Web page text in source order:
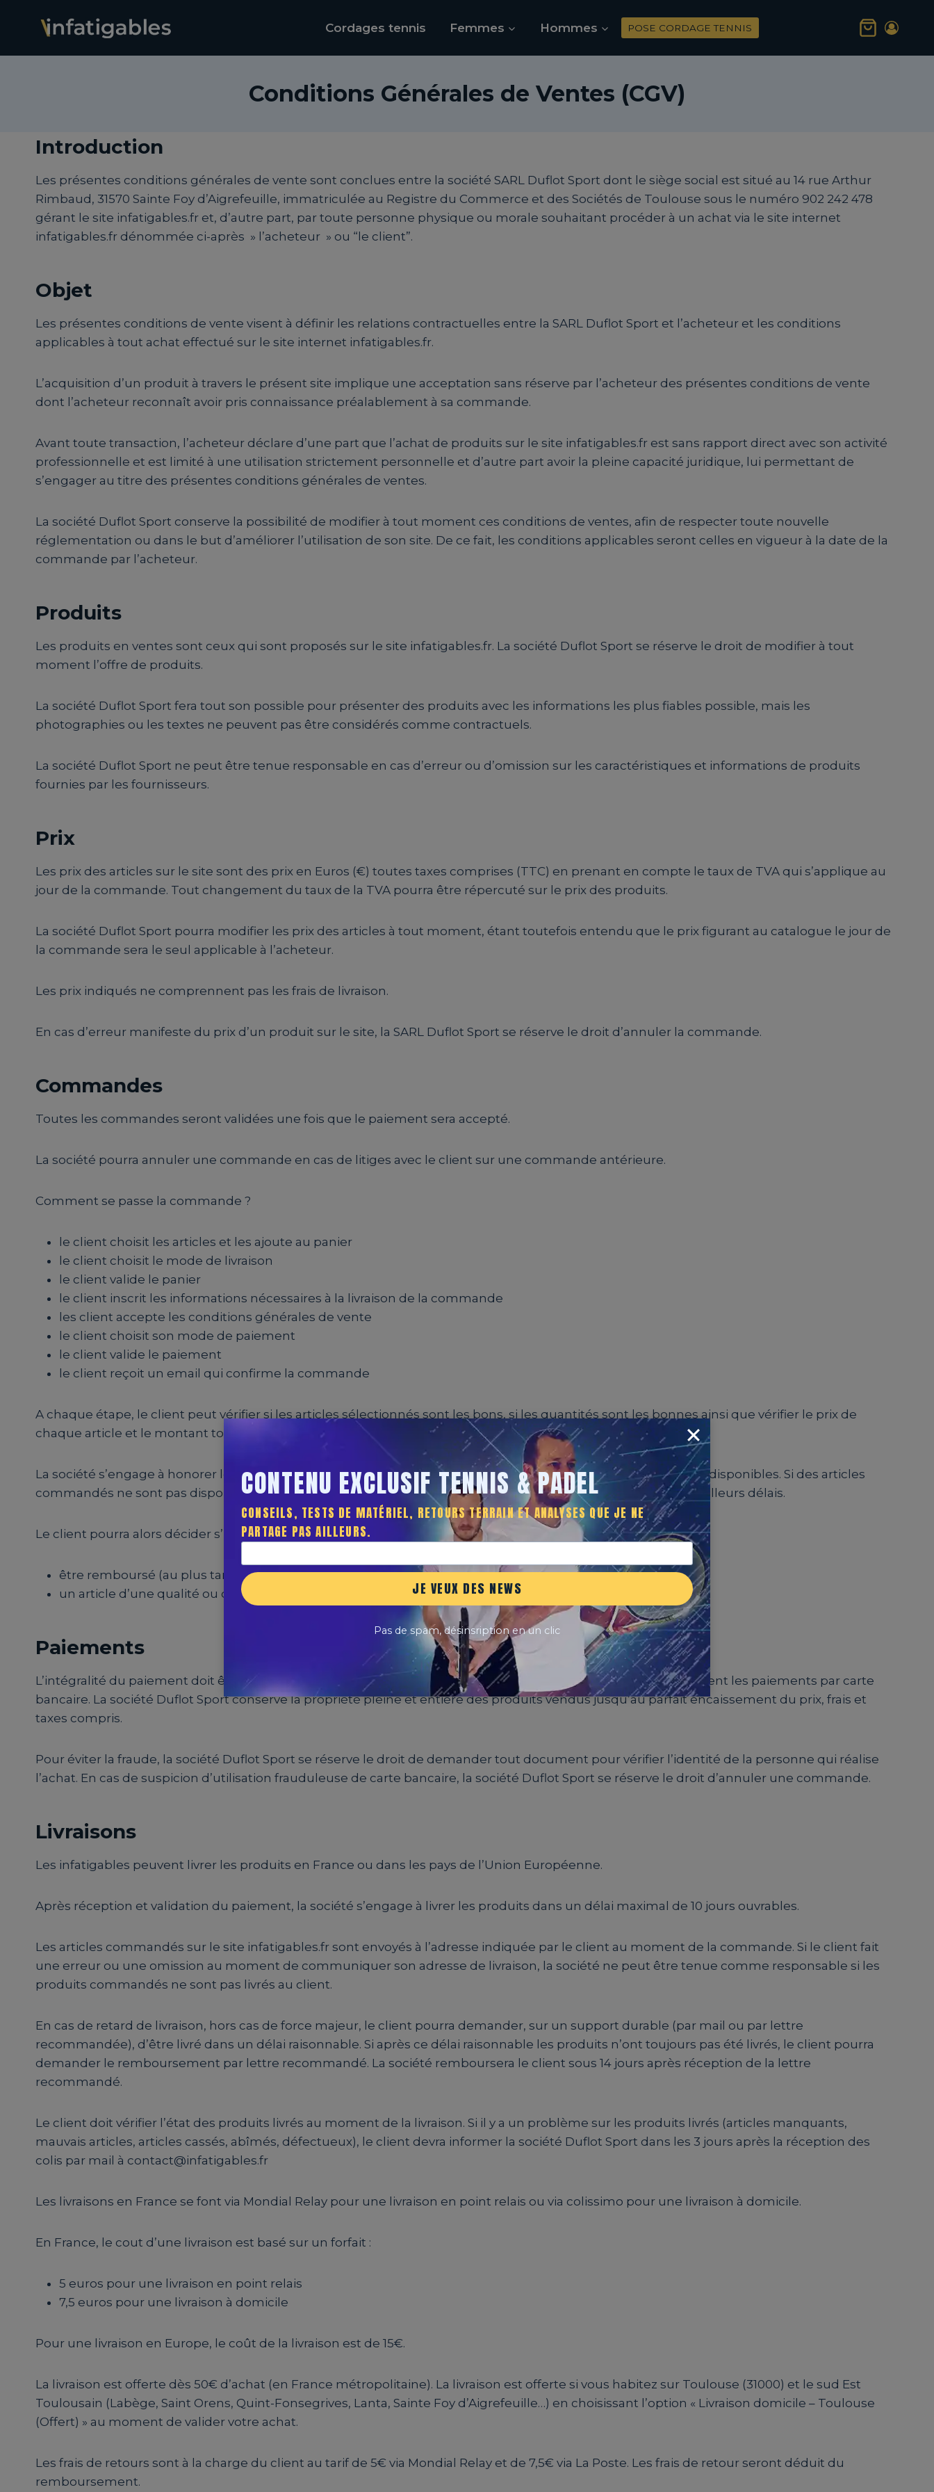
Cordages tennis Femmes Hommes POSE CORDAGE TENNIS
Conditions Générales de Ventes (CGV)
Introduction
Les présentes conditions générales de vente sont conclues entre la société SARL Duflot Sport dont le siège social est situé au 14 rue Arthur
Rimbaud, 31570 Sainte Foy d’Aigrefeuille, immatriculée au Registre du Commerce et des Sociétés de Toulouse sous le numéro 902 242 478
gérant le site infatigables.fr et, d’autre part, par toute personne physique ou morale souhaitant procéder à un achat via le site internet
infatigables.fr dénommée ci-après » l’acheteur » ou “le client”.
Objet
Les présentes conditions de vente visent à définir les relations contractuelles entre la SARL Duflot Sport et l’acheteur et les conditions
applicables à tout achat effectué sur le site internet infatigables.fr.
L’acquisition d’un produit à travers le présent site implique une acceptation sans réserve par l’acheteur des présentes conditions de vente
dont l’acheteur reconnaît avoir pris connaissance préalablement à sa commande.
Avant toute transaction, l’acheteur déclare d’une part que l’achat de produits sur le site infatigables.fr est sans rapport direct avec son activité
professionnelle et est limité à une utilisation strictement personnelle et d’autre part avoir la pleine capacité juridique, lui permettant de
s’engager au titre des présentes conditions générales de ventes.
La société Duflot Sport conserve la possibilité de modifier à tout moment ces conditions de ventes, afin de respecter toute nouvelle
réglementation ou dans le but d’améliorer l’utilisation de son site. De ce fait, les conditions applicables seront celles en vigueur à la date de la
commande par l’acheteur.
Produits
Les produits en ventes sont ceux qui sont proposés sur le site infatigables.fr. La société Duflot Sport se réserve le droit de modifier à tout
moment l’offre de produits.
La société Duflot Sport fera tout son possible pour présenter des produits avec les informations les plus fiables possible, mais les
photographies ou les textes ne peuvent pas être considérés comme contractuels.
La société Duflot Sport ne peut être tenue responsable en cas d’erreur ou d’omission sur les caractéristiques et informations de produits
fournies par les fournisseurs.
Prix
Les prix des articles sur le site sont des prix en Euros (€) toutes taxes comprises (TTC) en prenant en compte le taux de TVA qui s’applique au
jour de la commande. Tout changement du taux de la TVA pourra être répercuté sur le prix des produits.
La société Duflot Sport pourra modifier les prix des articles à tout moment, étant toutefois entendu que le prix figurant au catalogue le jour de
la commande sera le seul applicable à l’acheteur.
Les prix indiqués ne comprennent pas les frais de livraison.
En cas d’erreur manifeste du prix d’un produit sur le site, la SARL Duflot Sport se réserve le droit d’annuler la commande.
Commandes
Toutes les commandes seront validées une fois que le paiement sera accepté.
La société pourra annuler une commande en cas de litiges avec le client sur une commande antérieure.
Comment se passe la commande ?
le client choisit les articles et les ajoute au panier
le client choisit le mode de livraison
le client valide le panier
le client inscrit les informations nécessaires à la livraison de la commande
les client accepte les conditions générales de vente
le client choisit son mode de paiement
le client valide le paiement
le client reçoit un email qui confirme la commande
A chaque étape, le client peut vérifier si les articles sélectionnés sont les bons, si les quantités sont les bonnes ainsi que vérifier le prix de
chaque article et le montant total de la commande.
La société s’engage à honorer les commandes reçues sur le site internet uniquement dans la limite des stocks disponibles. Si des articles
commandés ne sont pas disponibles à la vente, la société Duflot Sport informera le client par email dans les meilleurs délais.
Le client pourra alors décider s’il souhaite :
être remboursé (au plus tard dans les 30 jours après le paiement)
un article d’une qualité ou d’un prix équivalent.
Paiements
L’intégralité du paiement doit être faite au moment de la commande. La société Duflot Sport accepte uniquement les paiements par carte
bancaire. La société Duflot Sport conserve la propriété pleine et entière des produits vendus jusqu’au parfait encaissement du prix, frais et
taxes compris.
Pour éviter la fraude, la société Duflot Sport se réserve le droit de demander tout document pour vérifier l’identité de la personne qui réalise
l’achat. En cas de suspicion d’utilisation frauduleuse de carte bancaire, la société Duflot Sport se réserve le droit d’annuler une commande.
Livraisons
Les infatigables peuvent livrer les produits en France ou dans les pays de l’Union Européenne.
Après réception et validation du paiement, la société s’engage à livrer les produits dans un délai maximal de 10 jours ouvrables.
Les articles commandés sur le site infatigables.fr sont envoyés à l’adresse indiquée par le client au moment de la commande. Si le client fait
une erreur ou une omission au moment de communiquer son adresse de livraison, la société ne peut être tenue comme responsable si les
produits commandés ne sont pas livrés au client.
En cas de retard de livraison, hors cas de force majeur, le client pourra demander, sur un support durable (par mail ou par lettre
recommandée), d’être livré dans un délai raisonnable. Si après ce délai raisonnable les produits n’ont toujours pas été livrés, le client pourra
demander le remboursement par lettre recommandé. La société remboursera le client sous 14 jours après réception de la lettre
recommandé.
Le client doit vérifier l’état des produits livrés au moment de la livraison. Si il y a un problème sur les produits livrés (articles manquants,
mauvais articles, articles cassés, abîmés, défectueux), le client devra informer la société Duflot Sport dans les 3 jours après la réception des
colis par mail à contact@infatigables.fr
Les livraisons en France se font via Mondial Relay pour une livraison en point relais ou via colissimo pour une livraison à domicile.
En France, le cout d’une livraison est basé sur un forfait :
5 euros pour une livraison en point relais
7,5 euros pour une livraison à domicile
Pour une livraison en Europe, le coût de la livraison est de 15€.
La livraison est offerte dès 50€ d’achat (en France métropolitaine). La livraison est offerte si vous habitez sur Toulouse (31000) et le sud Est
Toulousain (Labège, Saint Orens, Quint-Fonsegrives, Lanta, Sainte Foy d’Aigrefeuille…) en choisissant l’option « Livraison domicile – Toulouse
(Offert) » au moment de valider votre achat.
Les frais de retours sont à la charge du client au tarif de 5€ via Mondial Relay et de 7,5€ via La Poste. Les frais de retour seront déduit du
remboursement.
CONTENU EXCLUSIF TENNIS & PADEL
CONSEILS, TESTS DE MATÉRIEL, RETOURS TERRAIN ET ANALYSES QUE JE NE
PARTAGE PAS AILLEURS.
JE VEUX DES NEWS
Pas de spam, désinsription en un clic